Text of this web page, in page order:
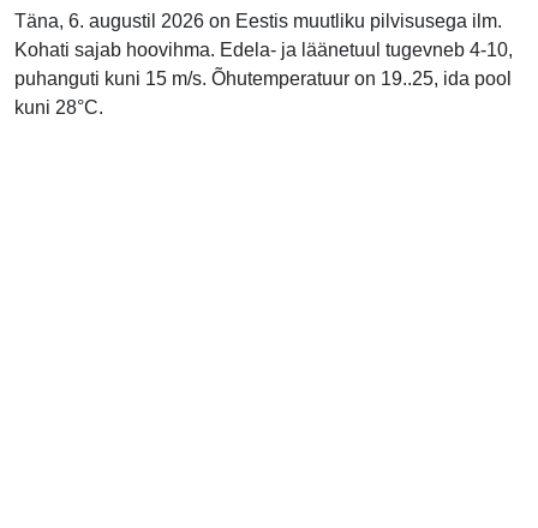
Täna, 6. augustil 2026 on Eestis muutliku pilvisusega ilm.
Kohati sajab hoovihma. Edela- ja läänetuul tugevneb 4-10,
puhanguti kuni 15 m/s. Õhutemperatuur on 19..25, ida pool
kuni 28°C.